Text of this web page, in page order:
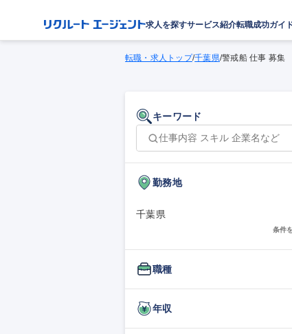
求人を探すサービス紹介転職成功ガイ
転職・求人トップ/千葉県/警戒船 仕事 募集
キーワード
勤務地
千葉県
条件
職種
年収